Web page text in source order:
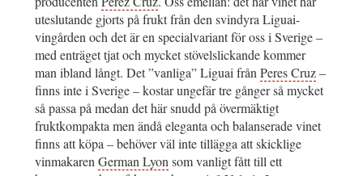
uteslutande gjorts på frukt från den svindyra Liguai-
vingården och det är en specialvariant för oss i Sverige –
med enträget tjat och mycket stövelslickande kommer
man ibland långt. Det ”vanliga” Liguai från Peres Cruz–
finns inte i Sverige – kostar ungefär tre gånger så mycket
så passa på medan det här snudd på övermäktigt
fruktkompakta men ändå eleganta och balanserade vinet
finns att köpa – behöver väl inte tillägga att skicklige
vinmakaren German Lyon som vanligt fått till ett